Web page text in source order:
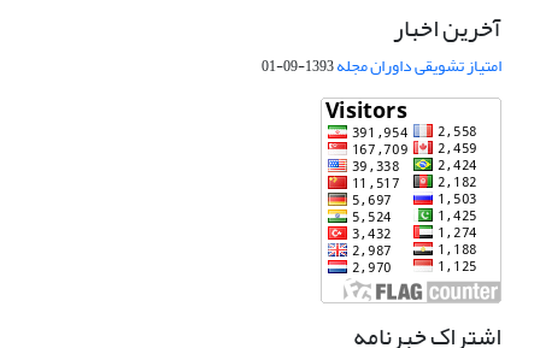
آخرین اخبار
امتیاز تشویقی داوران مجله1393-09-01
اشتراک خبرنامه